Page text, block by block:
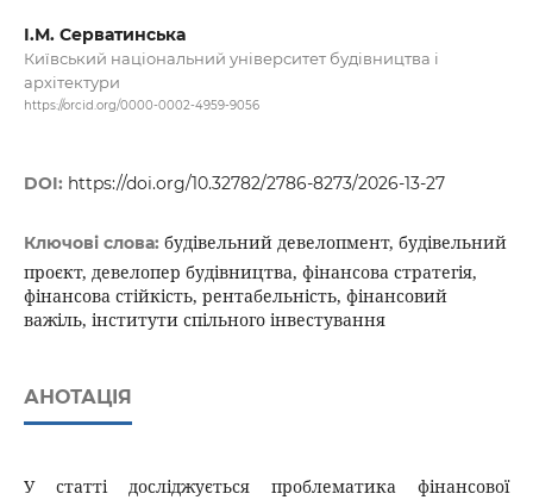
І.М. Серватинська
Київський національний університет будівництва і
архітектури
https://orcid.org/0000-0002-4959-9056
DOI: https://doi.org/10.32782/2786-8273/2026-13-27
Ключові слова: будівельний девелопмент, будівельний
проєкт, девелопер будівництва, фінансова стратегія,
фінансова стійкість, рентабельність, фінансовий
важіль, інститути спільного інвестування
АНОТАЦІЯ
У статті досліджується проблематика фінансової